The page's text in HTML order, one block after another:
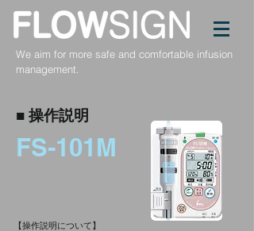
We aim for more safe and comfortable infusion
management.
​■ 操作説明
FS-101M
【操作説明について】